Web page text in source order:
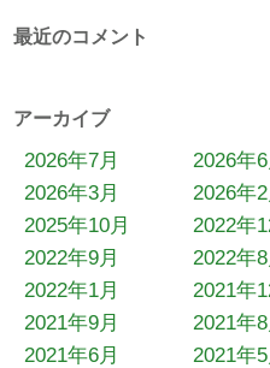
最近のコメント
アーカイブ
2026年7月 2026年6
2026年3月
2026年2
2025年10月
2022年
2022年9月
2022年8
2022年1月
2021年
2021年9月
2021年8
2021年6月
2021年5